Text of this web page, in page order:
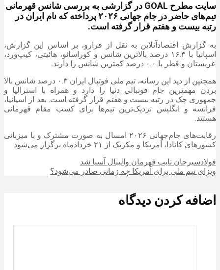
سایت مطرح GOAL در گزارشی به بررسی شانس قهرمانی
تیم‌های حاضر در جام جهانی ۲۰۲۶ پرداخته که نام ایران در
رتبه بیست و هفتم قرار گرفته است.
به گزارش اقتصادآنلاین به نقل از فرارو، بر اساس این گزارش،
اسپانیا با ۱۶.۳ درصد بالاترین شانس و کوراسائو، هائیتی، کیپ‌ورد،
عربستان و قطر با ۰.۰ درصد کمترین شانس را دارند.
همچنین از دید این رسانه، تیم ملی فوتبال ایران ۰.۳ درصد شانس بالا
بردن مهمترین جام فوتبالی دنیا را دارد و همراه با استرالیا و
جمهوری چک در رتبه بیست و هفتم قرار گرفته است. بعد از اسپانیا،
فرانسه و انگلیس نزدیک‌ترین تیم‌ها برای کسب مقام قهرمانی
هستند.
رقابت‌های جام‌جهانی ۲۰۲۶ امسال به صورت مشترک و با میزبانی
کشور‌های کانادا، آمریکا و مکزیک از ۲۱ خردادماه برگزار می‌شود.
فولادسیرجان نایب قهرمان والیبال آسیا شد
ویزای تیم ملی برای آمریکا چه زمانی صادر می‌شود؟
اضافه کردن دیدگاه